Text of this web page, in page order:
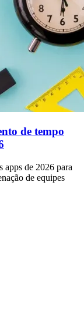
de tempo
apps de 2026 para
de equipes